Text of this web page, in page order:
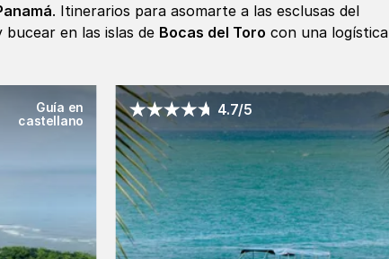
. Itinerarios para asomarte a las esclusas del
bucear en las islas de Bocas del Toro con una logística
Guía en
castellano
4.7/5